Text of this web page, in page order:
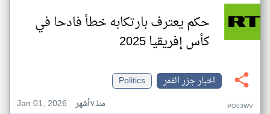
حكم يعترف بارتكابه خطأ فادحا في
كأس إفريقيا 2025
اخبار جزر القمر
Politics
Jan 01, 2026
منذ ٧ أشهر PG03WV